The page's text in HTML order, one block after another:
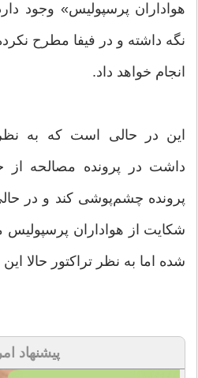
هواداران پرسپولیس» وجود
نگه داشته و در فیفا مطرح نکرده
انجام خواهد داد.
این در حالی است که به
داشت در پرونده مصالحه
پرونده چشم‌پوشی کند و در
شکایت از هواداران پرسپولیس
شده اما به نظر تراکتور حالا
پیشنهاد